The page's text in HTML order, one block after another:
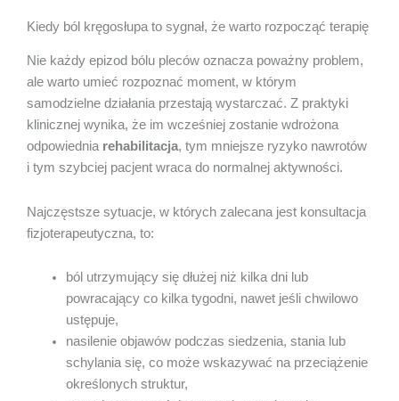
Kiedy ból kręgosłupa to sygnał, że warto rozpocząć terapię
Nie każdy epizod bólu pleców oznacza poważny problem,
ale warto umieć rozpoznać moment, w którym
samodzielne działania przestają wystarczać. Z praktyki
klinicznej wynika, że im wcześniej zostanie wdrożona
odpowiednia rehabilitacja, tym mniejsze ryzyko nawrotów
i tym szybciej pacjent wraca do normalnej aktywności.
Najczęstsze sytuacje, w których zalecana jest konsultacja
fizjoterapeutyczna, to:
ból utrzymujący się dłużej niż kilka dni lub
powracający co kilka tygodni, nawet jeśli chwilowo
ustępuje,
nasilenie objawów podczas siedzenia, stania lub
schylania się, co może wskazywać na przeciążenie
określonych struktur,